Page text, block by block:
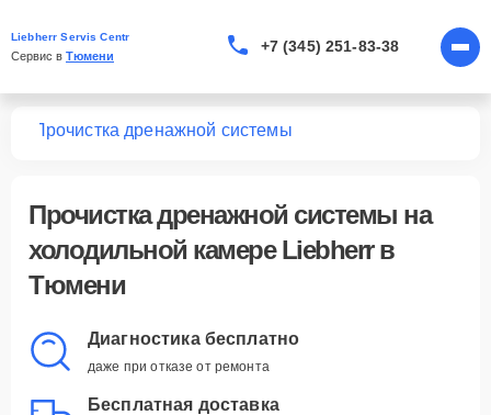
Liebherr Servis Centr
Сервис в Тюмени
+7 (345) 251-83-38
Прочистка дренажной системы
Прочистка дренажной системы на
холодильной камере Liebherr в
Тюмени
Диагностика бесплатно
даже при отказе от ремонта
Бесплатная доставка